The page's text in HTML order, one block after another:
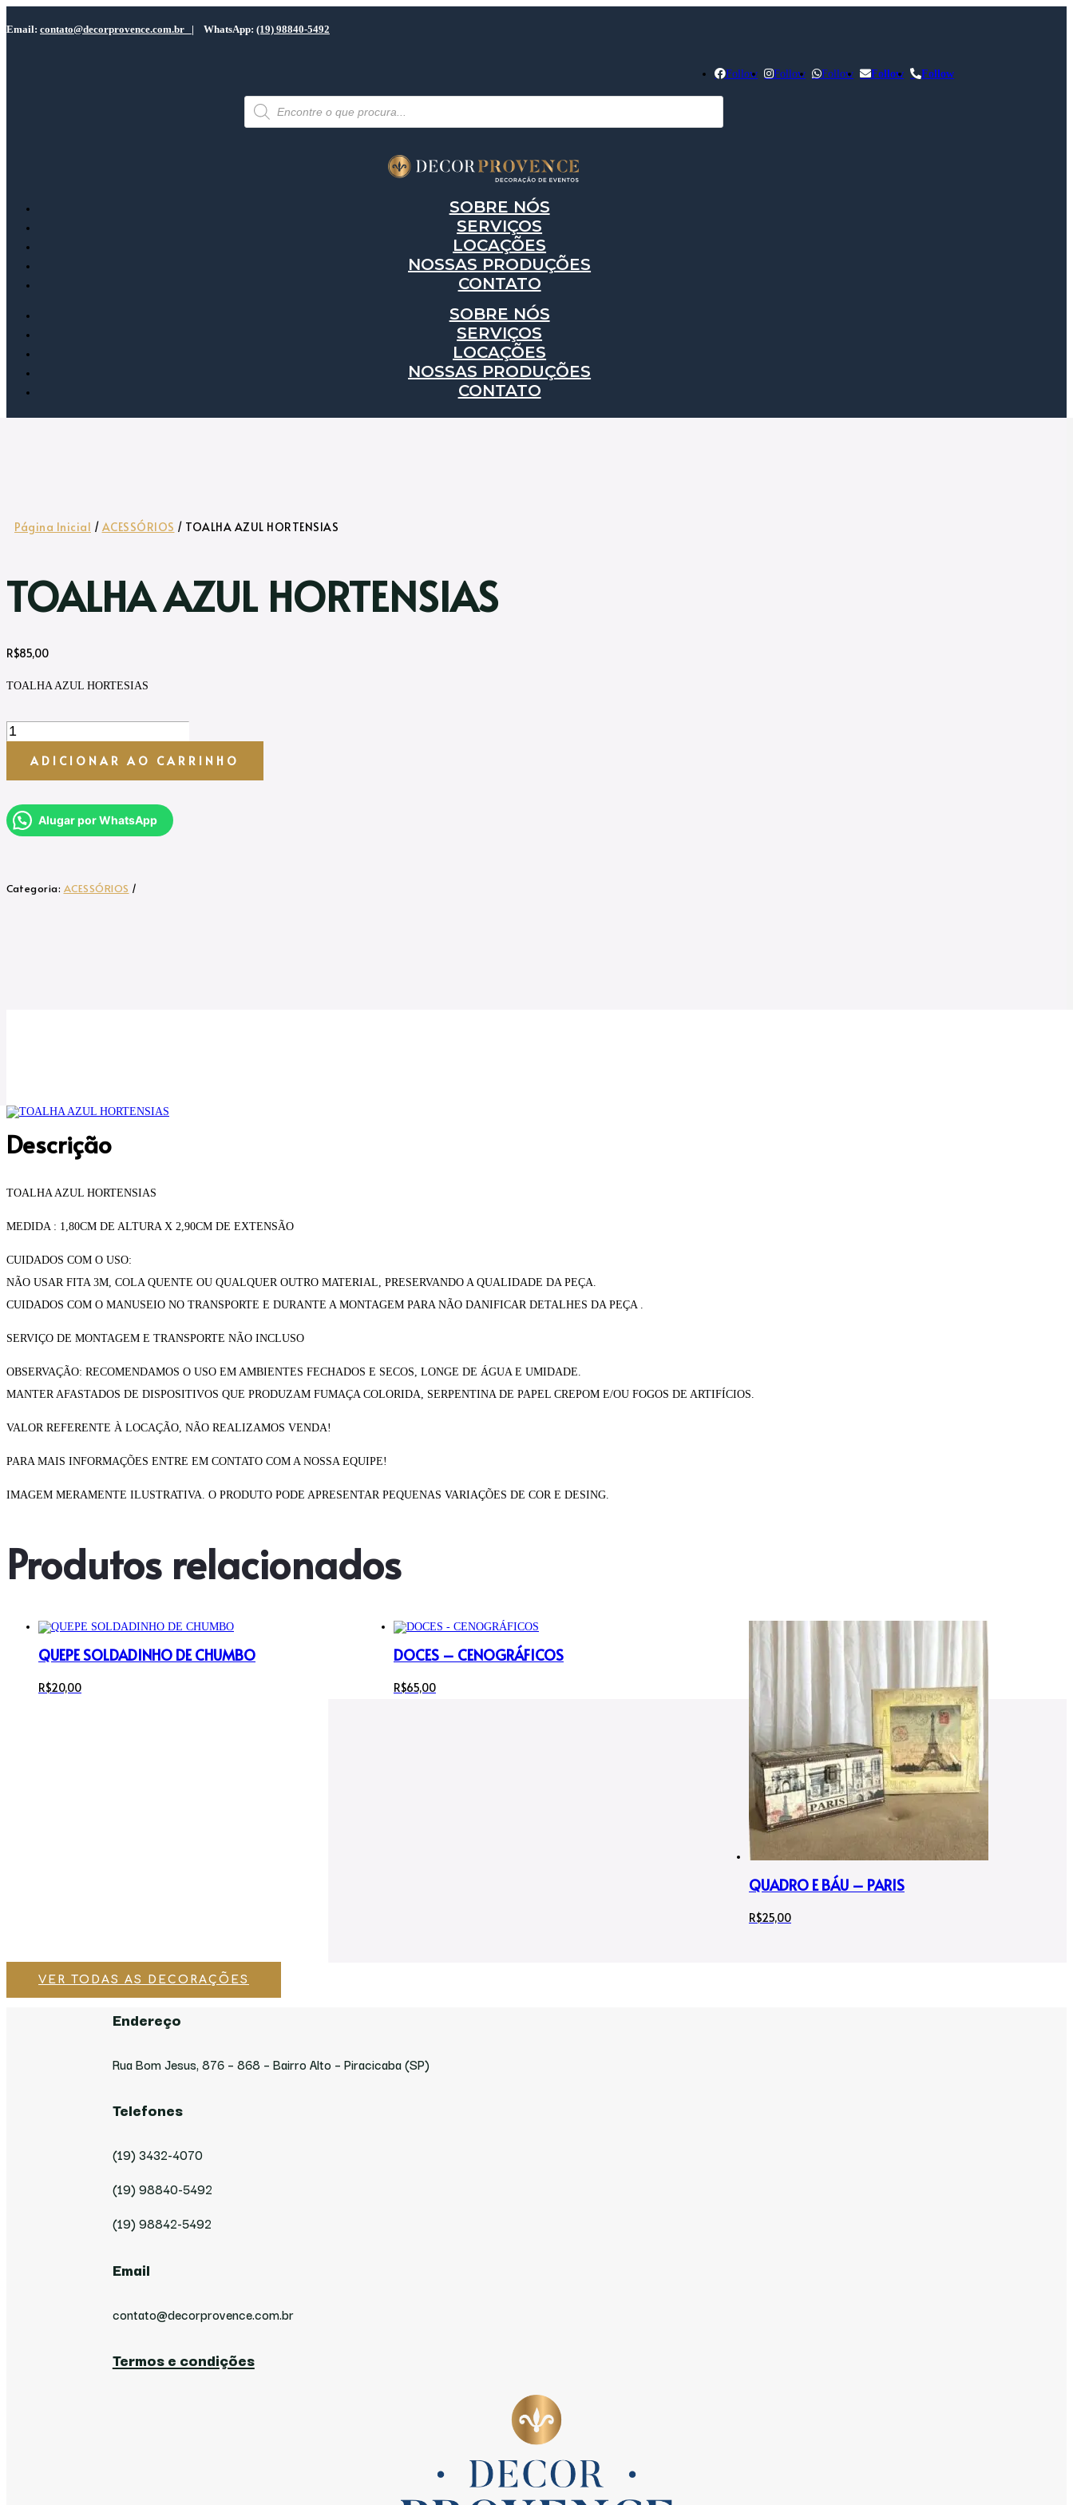
Email: contato@decorprovence.com.br | WhatsApp: (19) 98840-5492
Follow Follow Follow Follow Follow
Pesquisar
produtos
SOBRE NÓS
SERVIÇOS
LOCAÇÕES
NOSSAS PRODUÇÕES
CONTATO
SOBRE NÓS
SERVIÇOS
LOCAÇÕES
NOSSAS PRODUÇÕES
CONTATO
Página Inicial / ACESSÓRIOS / TOALHA AZUL HORTENSIAS
TOALHA AZUL HORTENSIAS
R$85,00
TOALHA AZUL HORTESIAS
TOALHA
AZUL
HORTENSIAS
ADICIONAR AO CARRINHO
Alugar por WhatsApp
Categoria: ACESSÓRIOS
Descrição
TOALHA AZUL HORTENSIAS
MEDIDA : 1,80CM DE ALTURA X 2,90CM DE EXTENSÃO
CUIDADOS COM O USO:
NÃO USAR FITA 3M, COLA QUENTE OU QUALQUER OUTRO MATERIAL, PRESERVANDO A QUALIDADE DA PEÇA.
CUIDADOS COM O MANUSEIO NO TRANSPORTE E DURANTE A MONTAGEM PARA NÃO DANIFICAR DETALHES DA PEÇA .
SERVIÇO DE MONTAGEM E TRANSPORTE NÃO INCLUSO
OBSERVAÇÃO: RECOMENDAMOS O USO EM AMBIENTES FECHADOS E SECOS, LONGE DE ÁGUA E UMIDADE.
MANTER AFASTADOS DE DISPOSITIVOS QUE PRODUZAM FUMAÇA COLORIDA, SERPENTINA DE PAPEL CREPOM E/OU FOGOS DE ARTIFÍCIOS.
VALOR REFERENTE À LOCAÇÃO, NÃO REALIZAMOS VENDA!
PARA MAIS INFORMAÇÕES ENTRE EM CONTATO COM A NOSSA EQUIPE!
IMAGEM MERAMENTE ILUSTRATIVA. O PRODUTO PODE APRESENTAR PEQUENAS VARIAÇÕES DE COR E DESING.
Produtos relacionados
QUEPE SOLDADINHO DE CHUMBO
R$20,00
DOCES – CENOGRÁFICOS
R$65,00
QUADRO E BÁU – PARIS
R$25,00
VER TODAS AS DECORAÇÕES
Endereço
Rua Bom Jesus, 876 – 868 – Bairro Alto – Piracicaba (SP)
Telefones
(19) 3432-4070
(19) 98840-5492
(19) 98842-5492
Email
contato@decorprovence.com.br
Termos e condições